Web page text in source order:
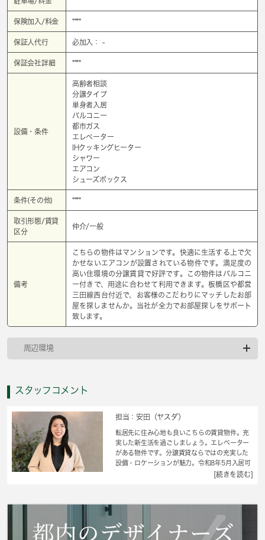
保険加入/料金 ****
保証人代行 必加入： -
保証会社詳細 ****
設備・条件
高齢者相談
分譲タイプ
単身者入居
バルコニー
都市ガス
エレベーター
IHクッキングヒーター
シャワー
エアコン
シューズボックス
条件(その他) ****
取引形態/賃貸
区分
仲介/一般
備考
こちらの物件はマンションです。快適に生活する上で欠
かせないエアコンが設置されている物件です。満足度の
高い住環境の分譲賃貸で好評です。この物件はバルコニ
ー付きで、用途に合わせて利用できます。板橋区や都営
三田線西台付近で、お客様のこだわりにマッチしたお部
屋を探しませんか。当社が全力でお部屋探しをサポート
致します。
周辺環境
スタッフコメント
担当：安田（ヤスダ）
転居先に住み心地も良いこちらの賃貸物件。充
実した新生活を過ごしましょう。エレベーター
がある物件です。分譲賃貸ならではの充実した
設備・ロケーションが魅力。令和8年5月入居可
能予定です。ご注意ください。引っ越し先が板
探しをお手伝いしております。
[続きを読む]